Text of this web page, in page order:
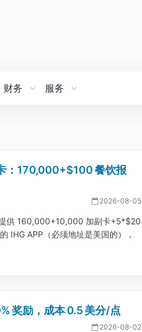
财务 服务
：170,000+$100 餐饮报
2026-08-05
供 160,000+10,000 加副卡+5*$20
IHG APP（必须地址是美国的），
奖励，成本 0.5 美分/点
2026-08-02